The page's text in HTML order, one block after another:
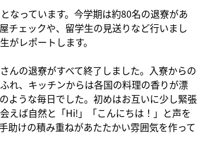
なっています。今学期は約80名の退寮があ
チェックや、留学生の見送りなど行いまし
がレポートします。
んの退寮がすべて終了しました。入寮からの
れ、キッチンからは各国の料理の香りが漂
ような毎日でした。初めはお互いに少し緊張
えば自然と「Hi!」「こんにちは！」と声を
助けの積み重ねがあたたかい雰囲気を作って